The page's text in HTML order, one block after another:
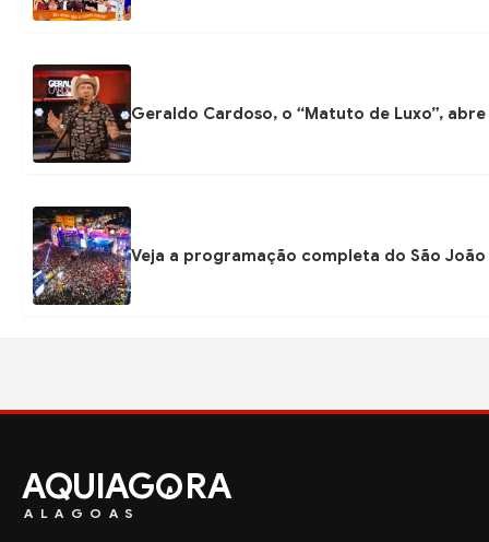
Geraldo Cardoso, o “Matuto de Luxo”,
Veja a programação completa do São João
AQUIAG RA
ALAGOAS